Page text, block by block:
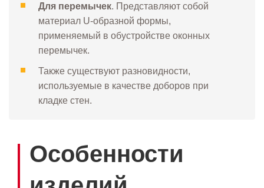
Для перемычек. Представляют собой
материал U-образной формы,
применяемый в обустройстве оконных
перемычек.
Также существуют разновидности,
используемые в качестве доборов при
кладке стен.
Особенности